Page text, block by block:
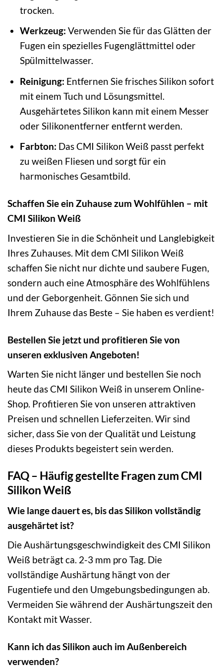
trocken.
Werkzeug: Verwenden Sie für das Glätten der
Fugen ein spezielles Fugenglättmittel oder
Spülmittelwasser.
Reinigung: Entfernen Sie frisches Silikon sofort
mit einem Tuch und Lösungsmittel.
Ausgehärtetes Silikon kann mit einem Messer
oder Silikonentferner entfernt werden.
Farbton: Das CMI Silikon Weiß passt perfekt
zu weißen Fliesen und sorgt für ein
harmonisches Gesamtbild.
Schaffen Sie ein Zuhause zum Wohlfühlen – mit
CMI Silikon Weiß
Investieren Sie in die Schönheit und Langlebigkeit
Ihres Zuhauses. Mit dem CMI Silikon Weiß
schaffen Sie nicht nur dichte und saubere Fugen,
sondern auch eine Atmosphäre des Wohlfühlens
und der Geborgenheit. Gönnen Sie sich und
Ihrem Zuhause das Beste – Sie haben es verdient!
Bestellen Sie jetzt und profitieren Sie von
unseren exklusiven Angeboten!
Warten Sie nicht länger und bestellen Sie noch
heute das CMI Silikon Weiß in unserem Online-
Shop. Profitieren Sie von unseren attraktiven
Preisen und schnellen Lieferzeiten. Wir sind
sicher, dass Sie von der Qualität und Leistung
dieses Produkts begeistert sein werden.
FAQ – Häufig gestellte Fragen zum CMI
Silikon Weiß
Wie lange dauert es, bis das Silikon vollständig
ausgehärtet ist?
Die Aushärtungsgeschwindigkeit des CMI Silikon
Weiß beträgt ca. 2-3 mm pro Tag. Die
vollständige Aushärtung hängt von der
Fugentiefe und den Umgebungsbedingungen ab.
Vermeiden Sie während der Aushärtungszeit den
Kontakt mit Wasser.
Kann ich das Silikon auch im Außenbereich
verwenden?